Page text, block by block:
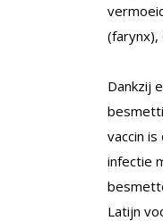
(farynx),
Dankzij
vaccin
infectie
Latijn